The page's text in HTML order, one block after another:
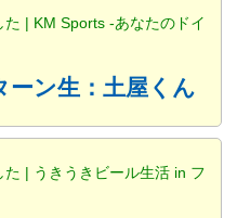
| KM Sports -あなたのドイ
ーン生：土屋くん
| うきうきビール生活 in フ